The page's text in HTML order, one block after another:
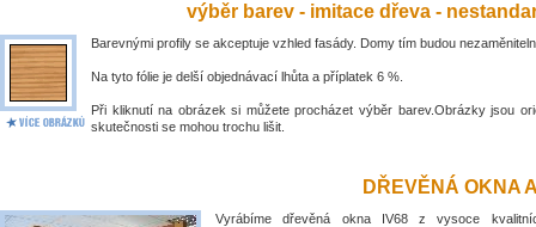
výběr barev - imitace dřeva -
Barevnými profily se akceptuje vzhled fasády. Domy tím budou
Na tyto fólie je delší objednávací lhůta a příplatek 6 %.
Při kliknutí na obrázek si můžete procházet výběr barev.Obrázky jsou
skutečnosti se mohou trochu lišit.
DŘEVĚNÁ OKNA
Vyrábíme dřevěná okna IV68 z vysoce